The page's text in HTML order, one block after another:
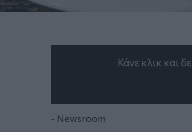
Κάνε κλικ και
- Newsroom